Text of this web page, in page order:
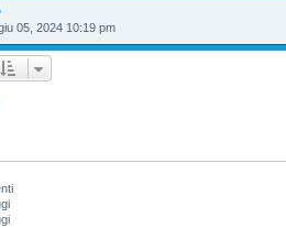
05, 2024 10:19 pm